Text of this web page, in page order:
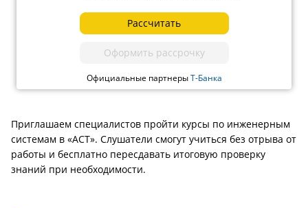
Рассчитать
Оформить рассрочку
Официальные партнерыТ-Банка
Приглашаем специалистов пройти курсы по инженерным
системам в «АСТ». Слушатели смогут учиться без отрыва от
работы и бесплатно пересдавать итоговую проверку
знаний при необходимости.